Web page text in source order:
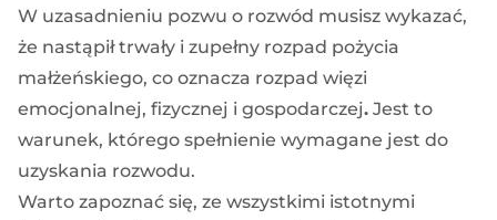
W uzasadnieniu pozwu o rozwód musisz wykazać,
że nastąpił trwały i zupełny rozpad pożycia
małżeńskiego, co oznacza rozpad więzi
emocjonalnej, fizycznej i gospodarczej. Jest to
warunek, którego spełnienie wymagane jest do
uzyskania rozwodu.
Warto zapoznać się, ze wszystkimi istotnymi